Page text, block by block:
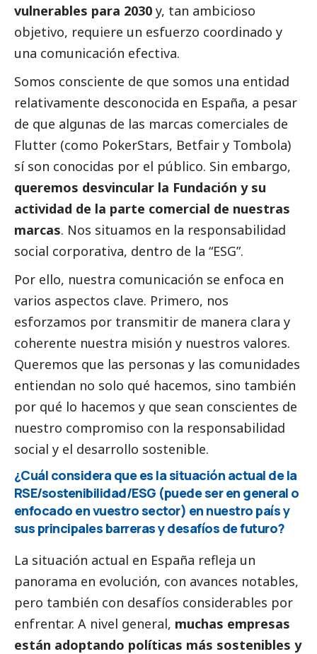
vulnerables para 2030 y, tan ambicioso
objetivo, requiere un esfuerzo coordinado y
una comunicación efectiva.
Somos consciente de que somos una entidad
relativamente desconocida en España, a pesar
de que algunas de las marcas comerciales de
Flutter (como PokerStars, Betfair y Tombola)
sí son conocidas por el público. Sin embargo,
queremos desvincular la Fundación y su
actividad de la parte comercial de nuestras
marcas. Nos situamos en la responsabilidad
social corporativa, dentro de la “ESG”.
Por ello, nuestra comunicación se enfoca en
varios aspectos clave. Primero, nos
esforzamos por transmitir de manera clara y
coherente nuestra misión y nuestros valores.
Queremos que las personas y las comunidades
entiendan no solo qué hacemos, sino también
por qué lo hacemos y que sean conscientes de
nuestro compromiso con la responsabilidad
social y el desarrollo sostenible.
¿Cuál considera que es la situación actual de la
RSE/sostenibilidad/ESG (puede ser en general o
enfocado en vuestro sector) en nuestro país y
sus principales barreras y desafíos de futuro?
La situación actual en España refleja un
panorama en evolución, con avances notables,
pero también con desafíos considerables por
enfrentar. A nivel general, muchas empresas
están adoptando políticas más sostenibles y